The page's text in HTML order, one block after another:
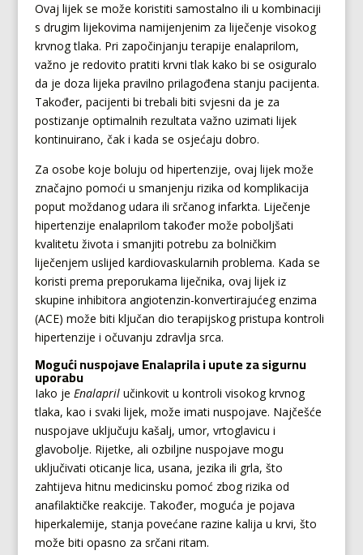
Ovaj lijek se može koristiti samostalno ili u kombinaciji
s drugim lijekovima namijenjenim za liječenje visokog
krvnog tlaka. Pri započinjanju terapije enalaprilom,
važno je redovito pratiti krvni tlak kako bi se osiguralo
da je doza lijeka pravilno prilagođena stanju pacijenta.
Također, pacijenti bi trebali biti svjesni da je za
postizanje optimalnih rezultata važno uzimati lijek
kontinuirano, čak i kada se osjećaju dobro.
Za osobe koje boluju od hipertenzije, ovaj lijek može
značajno pomoći u smanjenju rizika od komplikacija
poput moždanog udara ili srčanog infarkta. Liječenje
hipertenzije enalaprilom također može poboljšati
kvalitetu života i smanjiti potrebu za bolničkim
liječenjem uslijed kardiovaskularnih problema. Kada se
koristi prema preporukama liječnika, ovaj lijek iz
skupine inhibitora angiotenzin-konvertirajućeg enzima
(ACE) može biti ključan dio terapijskog pristupa kontroli
hipertenzije i očuvanju zdravlja srca.
Mogući nuspojave Enalaprila i upute za sigurnu
uporabu
Iako je Enalapril učinkovit u kontroli visokog krvnog
tlaka, kao i svaki lijek, može imati nuspojave. Najčešće
nuspojave uključuju kašalj, umor, vrtoglavicu i
glavobolje. Rijetke, ali ozbiljne nuspojave mogu
uključivati oticanje lica, usana, jezika ili grla, što
zahtijeva hitnu medicinsku pomoć zbog rizika od
anafilaktičke reakcije. Također, moguća je pojava
hiperkalemije, stanja povećane razine kalija u krvi, što
može biti opasno za srčani ritam.